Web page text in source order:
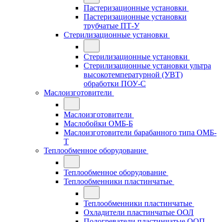
Пастеризационные установки
Пастеризационные установки
трубчатые ПТ-У
Стерилизационные установки
Стерилизационные установки
Стерилизационные установки ультра
высокотемпературной (УВТ)
обработки ПОУ-С
Маслоизготовители
Маслоизготовители
Маслобойки ОМБ-Б
Маслоизготовители барабанного типа ОМБ-
Т
Теплообменное оборудование
Теплообменное оборудование
Теплообменники пластинчатые
Теплообменники пластинчатые
Охладители пластинчатые ООЛ